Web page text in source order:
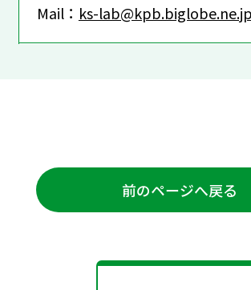
Mail： ks-lab@kpb.biglobe.ne.jp
前のページへ戻る